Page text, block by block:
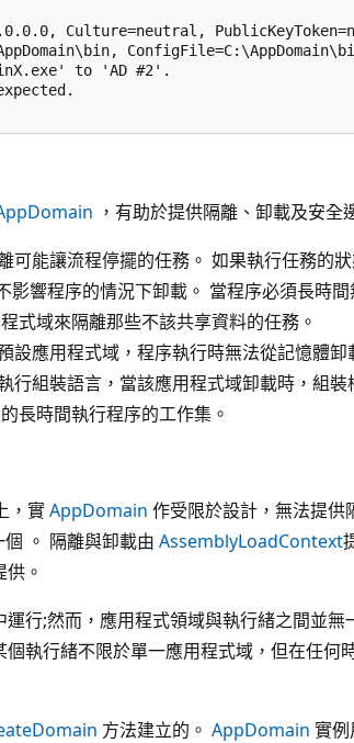
Culture=neutral,
to 'AD #2'.
，有助於提供隔離、卸載及安全
可能讓流程停擺的任務。 如果執行任務的
影響程序的情況下卸載。 當程序必須長時
式域來隔離那些不該共享資料的任務。
設應用程式域，程序執行時無法從記憶體
行組裝語言，當該應用程式域卸載時，組
長時間執行程序的工作集。
，實AppDomain 作受限於設計，無法提供
個 。 隔離與卸載由 AssemblyLoadContext
。
行;然而，應用程式領域與執行緒之間並
執行緒不限於單一應用程式域，但在任何
方法建立的。 AppDomain 實